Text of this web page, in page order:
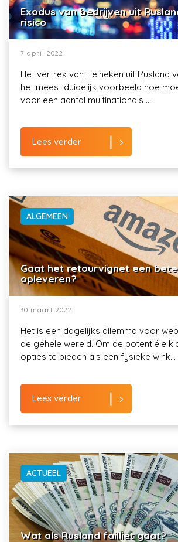
Exodus van bedrijven uit
risico
7 april 2022
Het vertrek van Heineken uit Rusland
het meest duidelijk voorbeeld hoe
voor een aantal multinationals ...
Lees verder
ALGEMEEN
Gaat het retourvignet een
opleveren?
30 maart 2022
Het is een dagelijks dilemma voor
de gehele wereld. Om de potentiële
opties te bieden als een fysieke wink...
Lees verder
ACTUEEL
Wat als Rusland failliet gaat?